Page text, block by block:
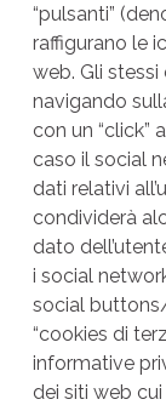
“pulsanti”
raffigurano le
web. Gli
navigando
con un “click”
caso il social
dati relativi
condividerà
dato
i social
social
“cookies di
informative
dei siti web